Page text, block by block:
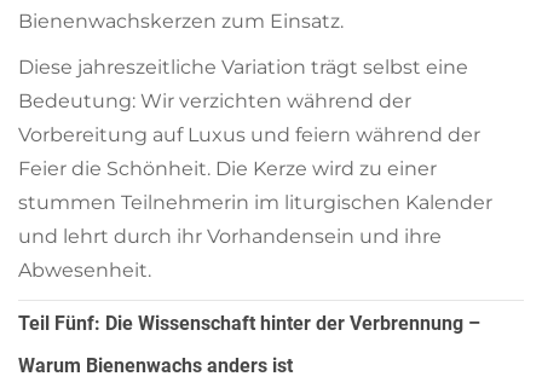
Bienenwachskerzen zum Einsatz.
Diese jahreszeitliche Variation trägt selbst eine
Bedeutung: Wir verzichten während der
Vorbereitung auf Luxus und feiern während der
Feier die Schönheit. Die Kerze wird zu einer
stummen Teilnehmerin im liturgischen Kalender
und lehrt durch ihr Vorhandensein und ihre
Abwesenheit.
Teil Fünf: Die Wissenschaft hinter der Verbrennung –
Warum Bienenwachs anders ist